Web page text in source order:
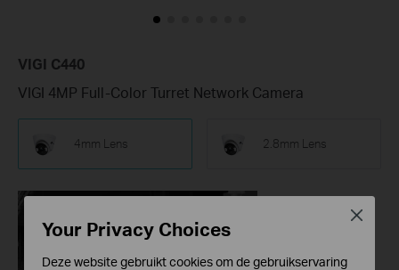
VIGI C440
VIGI 4MP Full-Color Turret Network Camera
4mm Lens 2.8mm Lens
Your Privacy Choices
Deze website gebruikt cookies om de gebruikservaring
Close